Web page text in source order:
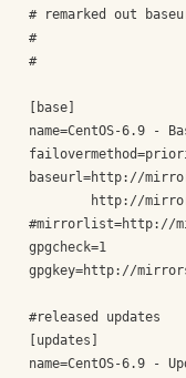
# remarked out
#
#
[base]
name=CentOS-6.9 -
baseurl=http://
http://
#mirrorlist=http://
gpgcheck=1
gpgkey=http://
#released updates
[updates]
name=CentOS-6.9 -